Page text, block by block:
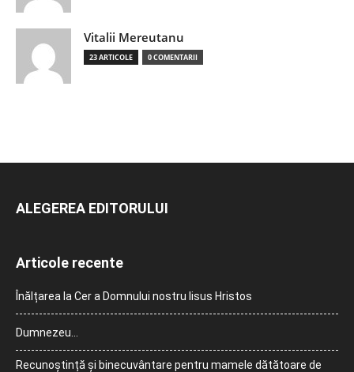
Vitalii Mereutanu
23 ARTICOLE 0 COMENTARII
ALEGEREA EDITORULUI
Articole recente
Înălțarea la Cer a Domnului nostru Iisus Hristos
Dumnezeu…
Recunoștință și binecuvântare pentru mamele dătătoare de